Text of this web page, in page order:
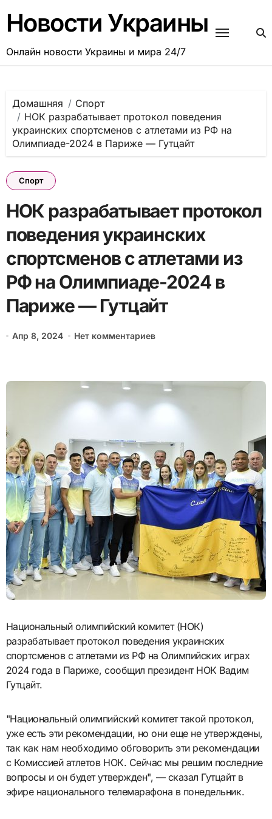
содержанию
Новости Украины
Онлайн новости Украины и мира 24/7
Домашняя
Спорт
НОК разрабатывает протокол поведения
украинских спортсменов с атлетами из РФ на
Олимпиаде-2024 в Париже — Гутцайт
Спорт
НОК разрабатывает протокол
поведения украинских
спортсменов с атлетами из
РФ на Олимпиаде-2024 в
Париже — Гутцайт
Апр 8, 2024 Нет комментариев
Национальный олимпийский комитет (НОК)
разрабатывает протокол поведения украинских
спортсменов с атлетами из РФ на Олимпийских играх
2024 года в Париже, сообщил президент НОК Вадим
Гутцайт.
"Национальный олимпийский комитет такой протокол,
уже есть эти рекомендации, но они еще не утверждены,
так как нам необходимо обговорить эти рекомендации
с Комиссией атлетов НОК. Сейчас мы решим последние
вопросы и он будет утвержден", — сказал Гутцайт в
эфире национального телемарафона в понедельник.